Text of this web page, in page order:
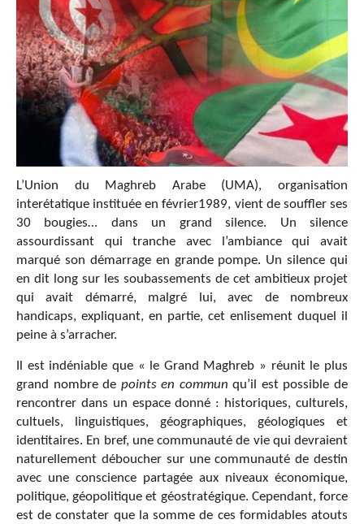
L’Union du Maghreb Arabe (UMA), organisation
interétatique instituée en février1989, vient de souffler ses
30 bougies… dans un grand silence. Un silence
assourdissant qui tranche avec l’ambiance qui avait
marqué son démarrage en grande pompe. Un silence qui
en dit long sur les soubassements de cet ambitieux projet
qui avait démarré, malgré lui, avec de nombreux
handicaps, expliquant, en partie, cet enlisement duquel il
peine à s’arracher.
Il est indéniable que « le Grand Maghreb » réunit le plus
grand nombre de points en communqu’il est possible de
rencontrer dans un espace donné : historiques, culturels,
cultuels, linguistiques, géographiques, géologiques et
identitaires. En bref, une communauté de vie qui devraient
naturellement déboucher sur une communauté de destin
avec une conscience partagée aux niveaux économique,
politique, géopolitique et géostratégique. Cependant, force
est de constater que la somme de ces formidables atouts